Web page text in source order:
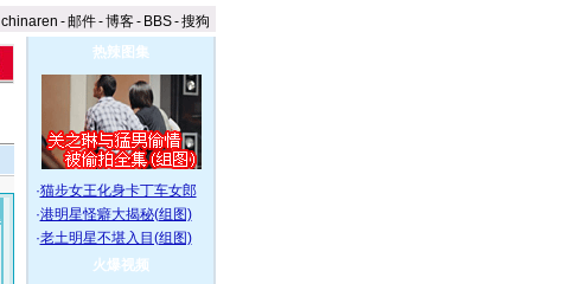
chinaren -邮件-博客- BBS-搜狗
热辣图集
·猫步女王化身卡丁车女郎
·港明星怪癖大揭秘(组图)
·老土明星不堪入目(组图)
火爆视频